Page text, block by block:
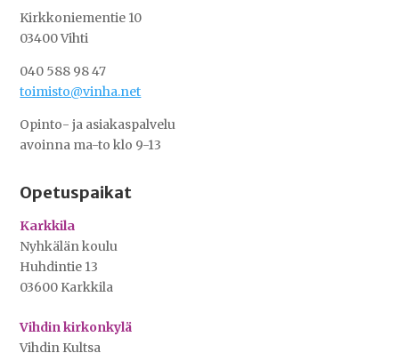
Kirkkoniementie 10
03400 Vihti
040 588 98 47
toimisto@vinha.net
Opinto- ja asiakaspalvelu
avoinna ma-to klo 9-13
Opetuspaikat
Karkkila
Nyhkälän koulu
Huhdintie 13
03600 Karkkila
Vihdin kirkonkylä
Vihdin Kultsa